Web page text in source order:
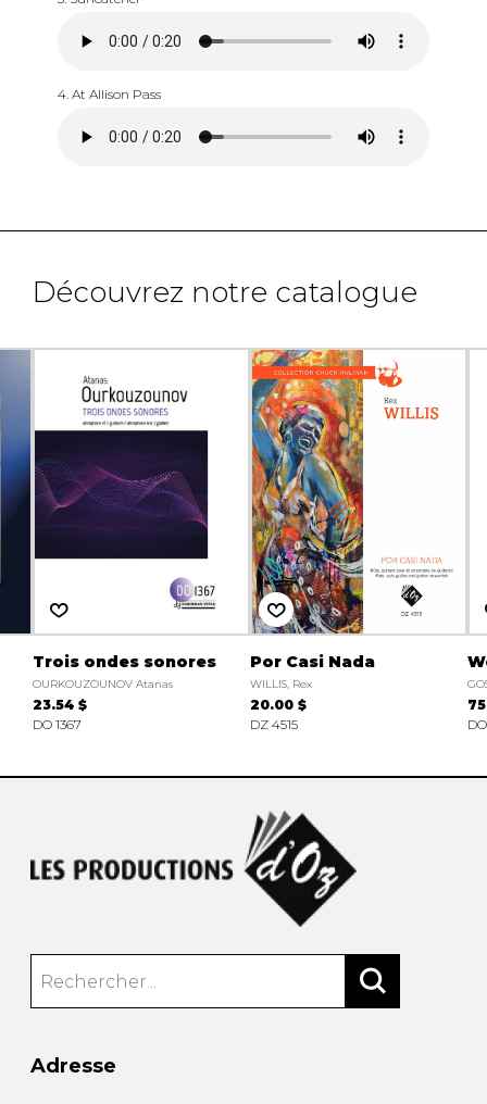
4. At Allison Pass
Découvrez notre catalogue
Trois ondes sonores
OURKOUZOUNOV Atanas
23.54 $
DO 1367
Por Casi Nada
WILLIS, Rex
20.00 $
DZ 4515
Adresse